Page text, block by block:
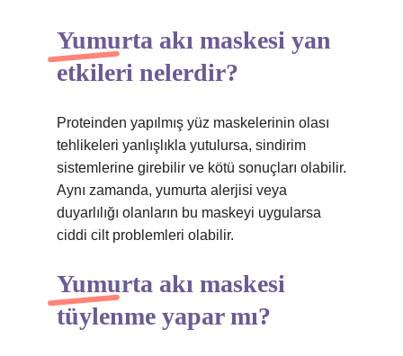
Yumurta akı maskesi yan
etkileri nelerdir?
Proteinden yapılmış yüz maskelerinin olası
tehlikeleri yanlışlıkla yutulursa, sindirim
sistemlerine girebilir ve kötü sonuçları olabilir.
Aynı zamanda, yumurta alerjisi veya
duyarlılığı olanların bu maskeyi uygularsa
ciddi cilt problemleri olabilir.
Yumurta akı maskesi
tüylenme yapar mı?